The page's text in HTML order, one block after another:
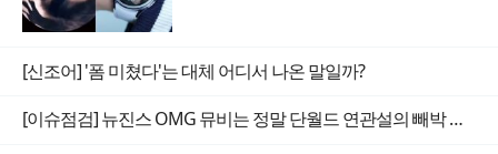
[신조어] '폼 미쳤다'는 대체 어디서 나온 말일까?
[이슈점검] 뉴진스 OMG 뮤비는 정말 단월드 연관설의 빼박 증거일까